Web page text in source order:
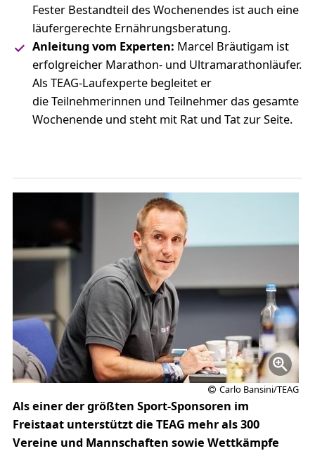
Fester Bestandteil des Wochenendes ist auch eine
läufergerechte Ernährungsberatung.
Anleitung vom Experten: Marcel Bräutigam ist
erfolgreicher Marathon- und Ultramarathonläufer.
Als TEAG-Laufexperte begleitet er
die Teilnehmerinnen und Teilnehmer das gesamte
Wochenende und steht mit Rat und Tat zur Seite.
Carlo Bansini/TEAG
Als einer der größten Sport-Sponsoren im
Freistaat unterstützt die TEAG mehr als 300
Vereine und Mannschaften sowie Wettkämpfe